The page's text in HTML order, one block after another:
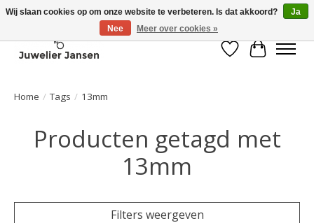
Verlanglijst
Home / Tags / 13mm
Producten getagd met
13mm
Filters weergeven
Wij slaan cookies op om onze website te verbeteren. Is dat akkoord?
Ja
Nee
Meer over cookies »